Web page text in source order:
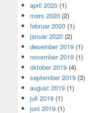
april 2020 (1)
mars 2020 (2)
februar 2020 (1)
januar 2020 (2)
desember 2019 (1)
november 2019 (1)
oktober 2019 (4)
september 2019 (3)
august 2019 (1)
juli 2019 (1)
juni 2019 (1)